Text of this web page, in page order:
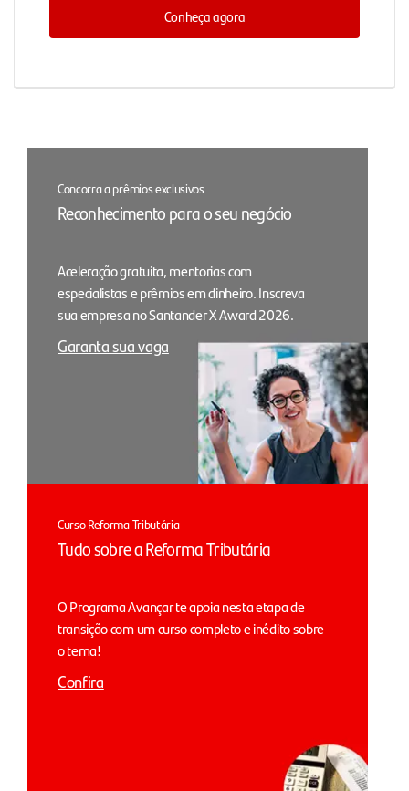
Conheça agora
Concorra a prêmios exclusivos
Reconhecimento para o seu negócio
Aceleração gratuita, mentorias com
especialistas e prêmios em dinheiro. Inscreva
sua empresa no Santander X Award 2026.
Garanta sua vaga
Curso Reforma Tributária
Tudo sobre a Reforma Tributária
O Programa Avançar te apoia nesta etapa de
transição com um curso completo e inédito sobre
o tema!
Confira